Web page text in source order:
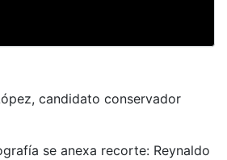
candidato conservador
se anexa recorte: Reynaldo